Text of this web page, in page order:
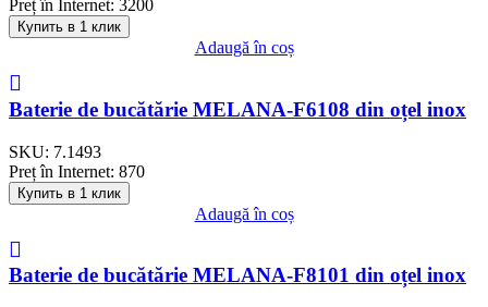
Preț în Internet: 3200
Купить в 1 клик
Adaugă în coș
Baterie de bucătărie MELANA-F6108 din oțel inox
SKU: 7.1493
Preț în Internet: 870
Купить в 1 клик
Adaugă în coș
Baterie de bucătărie MELANA-F8101 din oțel inox